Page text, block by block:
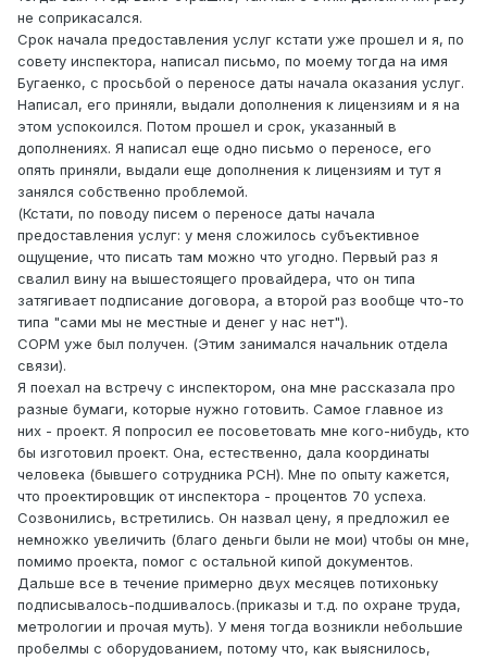
не соприкасался.
Срок начала предоставления услуг кстати уже прошел и я, по
совету инспектора, написал письмо, по моему тогда на имя
Бугаенко, с просьбой о переносе даты начала оказания услуг.
Написал, его приняли, выдали дополнения к лицензиям и я на
этом успокоился. Потом прошел и срок, указанный в
дополнениях. Я написал еще одно письмо о переносе, его
опять приняли, выдали еще дополнения к лицензиям и тут я
занялся собственно проблемой.
(Кстати, по поводу писем о переносе даты начала
предоставления услуг: у меня сложилось субъективное
ощущение, что писать там можно что угодно. Первый раз я
свалил вину на вышестоящего провайдера, что он типа
затягивает подписание договора, а второй раз вообще что-то
типа "сами мы не местные и денег у нас нет").
СОРМ уже был получен. (Этим занимался начальник отдела
связи).
Я поехал на встречу с инспектором, она мне рассказала про
разные бумаги, которые нужно готовить. Самое главное из
них - проект. Я попросил ее посоветовать мне кого-нибудь, кто
бы изготовил проект. Она, естественно, дала координаты
человека (бывшего сотрудника РСН). Мне по опыту кажется,
что проектировщик от инспектора - процентов 70 успеха.
Созвонились, встретились. Он назвал цену, я предложил ее
немножко увеличить (благо деньги были не мои) чтобы он мне,
помимо проекта, помог с остальной кипой документов.
Дальше все в течение примерно двух месяцев потихоньку
подписывалось-подшивалось.(приказы и т.д. по охране труда,
метрологии и прочая муть). У меня тогда возникли небольшие
пробелмы с оборудованием, потому что, как выяснилось,